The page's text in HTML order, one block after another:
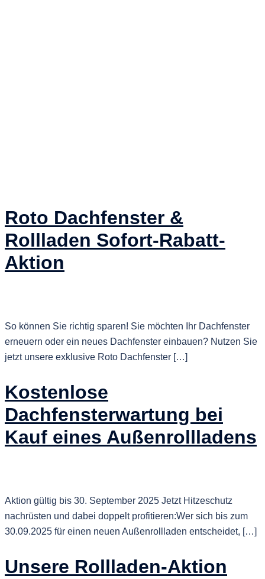
Roto Dachfenster &
Rollladen Sofort-Rabatt-
Aktion
So können Sie richtig sparen! Sie möchten Ihr Dachfenster
erneuern oder ein neues Dachfenster einbauen? Nutzen Sie
jetzt unsere exklusive Roto Dachfenster […]
Kostenlose
Dachfensterwartung bei
Kauf eines Außenrollladens
Aktion gültig bis 30. September 2025 Jetzt Hitzeschutz
nachrüsten und dabei doppelt profitieren:Wer sich bis zum
30.09.2025 für einen neuen Außenrollladen entscheidet, […]
Unsere Rollladen-Aktion